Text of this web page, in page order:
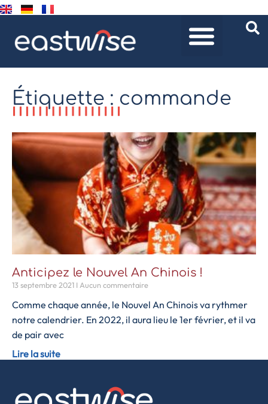
Étiquette : commande
Anticipez le Nouvel An Chinois !
13 septembre 2021 Aucun commentaire
Comme chaque année, le Nouvel An Chinois va rythmer
notre calendrier. En 2022, il aura lieu le 1er février, et il va
de pair avec
Lire la suite